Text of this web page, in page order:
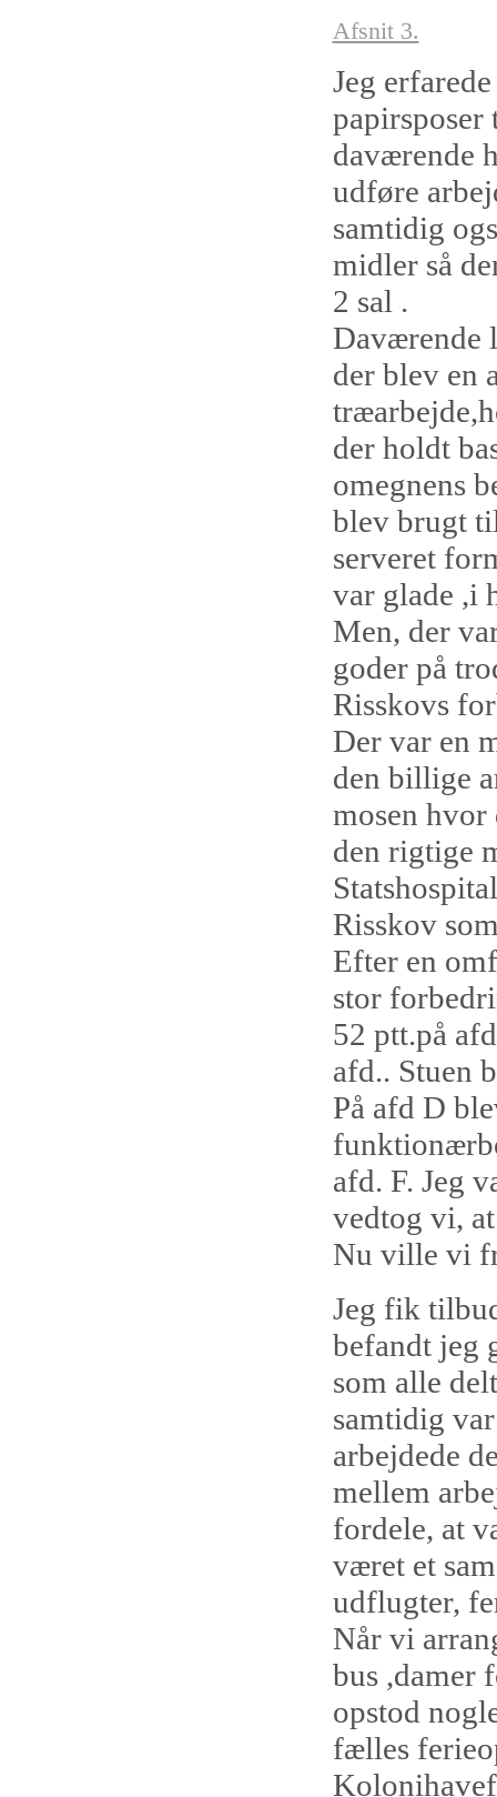
Afsnit 3.
Jeg
daværende
udføre
samtidig
midler så
2 sal .
Daværende
der blev en
der holdt
omegnens
blev brugt
serveret
var glade ,i
Men, der
goder på
Risskovs
Der var en
den billige
mosen
den rigtige
Risskov
Efter en
stor
52 ptt.på
afd.. Stuen
På afd D
afd. F. Jeg
vedtog vi,
Nu ville vi
Jeg fik
befandt jeg
som alle
samtidig
arbejdede
mellem
fordele, at
været et
udflugter,
Når vi
bus ,damer
opstod
fælles